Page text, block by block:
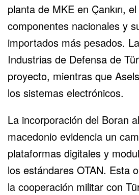
planta de MKE en Çankırı,
componentes nacionales y
importados más pesados.
Industrias de Defensa de
proyecto, mientras que
los sistemas electrónicos.
La incorporación del Boran
macedonio evidencia un
plataformas digitales y
los estándares OTAN. Esta
la cooperación militar con